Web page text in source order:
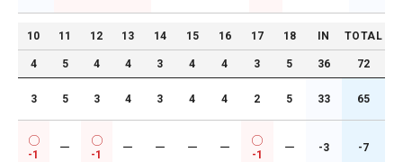
10 11 12 13 14 15 16 17 18 IN TOTAL
4 5 4 4 3 4 4 3 5 36 72
3 5 3 4 3 4 4 2 5 33 65
-1
ー
-1
ー ー ー ー
-1
ー -3 -7